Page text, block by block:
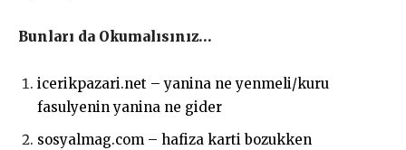
Bunları da Okumalısınız…
icerikpazari.net – yanina ne yenmeli/kuru
fasulyenin yanina ne gider
sosyalmag.com – hafiza karti bozukken